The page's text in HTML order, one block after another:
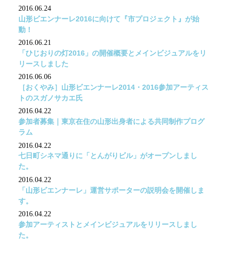
2016.06.24
山形ビエンナーレ2016に向けて『市プロジェクト』が始
動！
2016.06.21
「ひじおりの灯2016」の開催概要とメインビジュアルをリ
リースしました
2016.06.06
［おくやみ］山形ビエンナーレ2014・2016参加アーティス
トのスガノサカエ氏
2016.04.22
参加者募集｜東京在住の山形出身者による共同制作プログ
ラム
2016.04.22
七日町シネマ通りに「とんがりビル」がオープンしまし
た。
2016.04.22
「山形ビエンナーレ」運営サポーターの説明会を開催しま
す。
2016.04.22
参加アーティストとメインビジュアルをリリースしまし
た。